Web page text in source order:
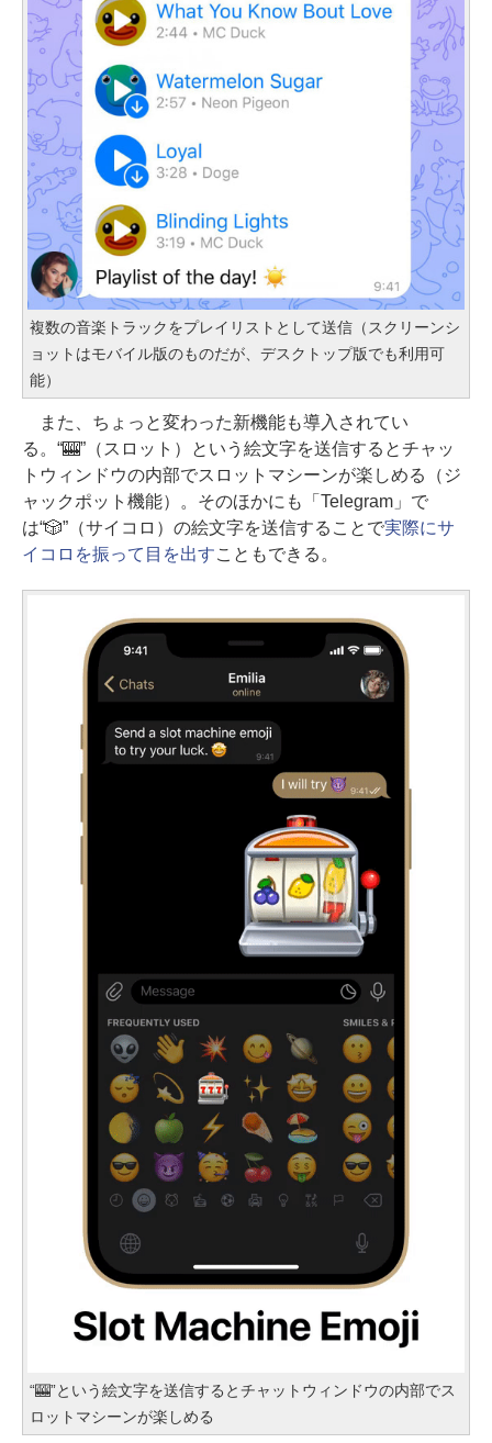
複数の音楽トラックをプレイリストとして送信（スクリーンシ
ョットはモバイル版のものだが、デスクトップ版でも利用可
能）
また、ちょっと変わった新機能も導入されてい
る。“🎰”（スロット）という絵文字を送信するとチャッ
トウィンドウの内部でスロットマシーンが楽しめる（ジ
ャックポット機能）。そのほかにも「Telegram」で
は“🎲”（サイコロ）の絵文字を送信することで実際にサ
イコロを振って目を出すこともできる。
“🎰”という絵文字を送信するとチャットウィンドウの内部でス
ロットマシーンが楽しめる